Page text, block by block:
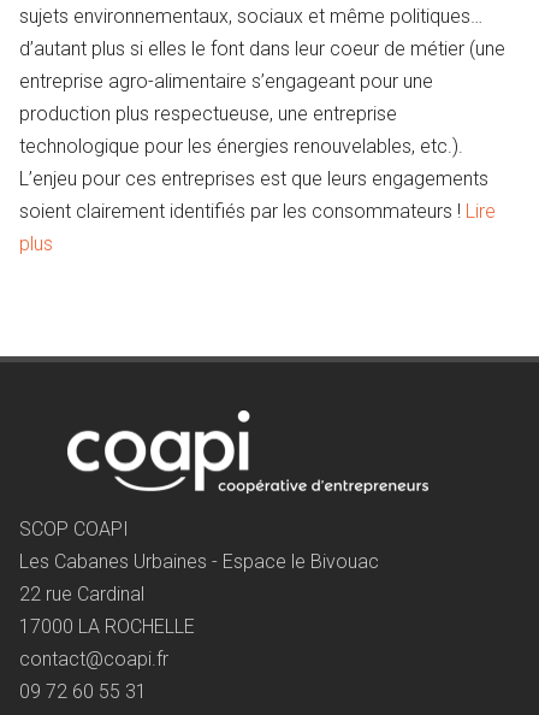
sujets environnementaux, sociaux et même politiques…
d’autant plus si elles le font dans leur coeur de métier (une
entreprise agro-alimentaire s’engageant pour une
production plus respectueuse, une entreprise
technologique pour les énergies renouvelables, etc.).
L’enjeu pour ces entreprises est que leurs engagements
soient clairement identifiés par les consommateurs ! Lire
plus
SCOP COAPI
Les Cabanes Urbaines - Espace le Bivouac
22 rue Cardinal
17000 LA ROCHELLE
contact@coapi.fr
09 72 60 55 31